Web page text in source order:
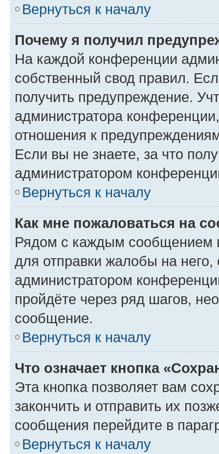
Вернуться к началу
Почему я получил
На каждой конференции
собственный свод правил.
получить предупреждение.
администратора
отношения к
Если вы не знаете, за что
администратором
Вернуться к началу
Как мне пожаловаться на
Рядом с каждым сообщением
для отправки жалобы на
администратором
пройдёте через ряд шагов,
сообщение.
Вернуться к началу
Что означает кнопка
Эта кнопка позволяет вам
закончить и отправить их
сообщения перейдите в
Вернуться к началу